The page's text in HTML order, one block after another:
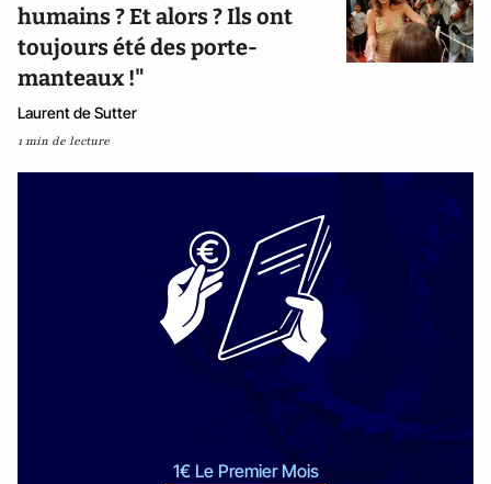
humains ? Et alors ? Ils ont
toujours été des porte-
manteaux !"
Laurent de Sutter
1 min de lecture
1€ Le Premier Mois